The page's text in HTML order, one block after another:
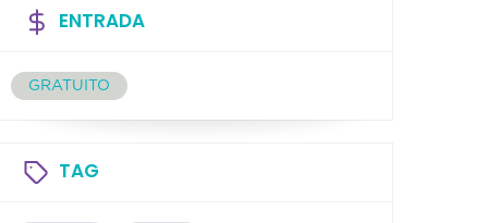
ENTRADA
GRATUITO
TAG